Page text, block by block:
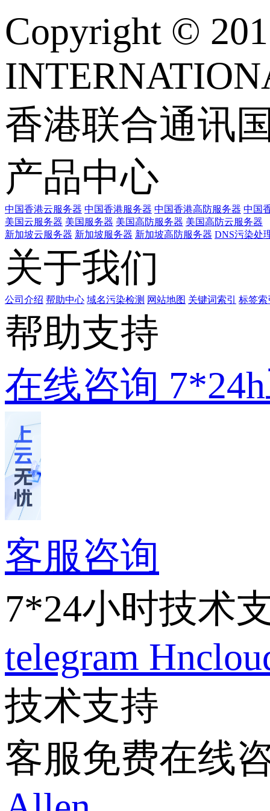
Copyright ©
香港联合通讯
产品中心
中国香港云服务器 中国香港服务器 中国香港高防服务器 中国
美国云服务器 美国服务器 美国高防服务器 美国高防云服务器
新加坡云服务器 新加坡服务器 新加坡高防服务器 DNS污染处
关于我们
公司介绍 帮助中心 域名污染检测 网站地图 关键词索引 标签索
帮助支持
在线咨询
客服咨询
7*24小时技术
telegram
技术支持
客服免费在线